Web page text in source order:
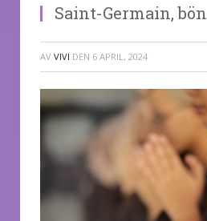
Saint-Germain, bön
AV VIVI DEN 6 APRIL, 2024